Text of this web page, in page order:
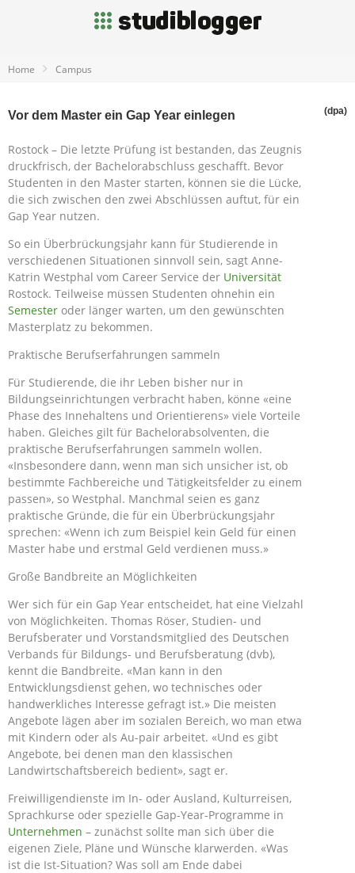
Home Campus
Vor dem Master ein Gap Year einlegen (dpa)
Rostock – Die letzte Prüfung ist bestanden, das Zeugnis
druckfrisch, der Bachelorabschluss geschafft. Bevor
Studenten in den Master starten, können sie die Lücke,
die sich zwischen den zwei Abschlüssen auftut, für ein
Gap Year nutzen.
So ein Überbrückungsjahr kann für Studierende in
verschiedenen Situationen sinnvoll sein, sagt Anne-
Katrin Westphal vom Career Service der Universität
Rostock. Teilweise müssen Studenten ohnehin ein
Semester oder länger warten, um den gewünschten
Masterplatz zu bekommen.
Praktische Berufserfahrungen sammeln
Für Studierende, die ihr Leben bisher nur in
Bildungseinrichtungen verbracht haben, könne «eine
Phase des Innehaltens und Orientierens» viele Vorteile
haben. Gleiches gilt für Bachelorabsolventen, die
praktische Berufserfahrungen sammeln wollen.
«Insbesondere dann, wenn man sich unsicher ist, ob
bestimmte Fachbereiche und Tätigkeitsfelder zu einem
passen», so Westphal. Manchmal seien es ganz
praktische Gründe, die für ein Überbrückungsjahr
sprechen: «Wenn ich zum Beispiel kein Geld für einen
Master habe und erstmal Geld verdienen muss.»
Große Bandbreite an Möglichkeiten
Wer sich für ein Gap Year entscheidet, hat eine Vielzahl
von Möglichkeiten. Thomas Röser, Studien- und
Berufsberater und Vorstandsmitglied des Deutschen
Verbands für Bildungs- und Berufsberatung (dvb),
kennt die Bandbreite. «Man kann in den
Entwicklungsdienst gehen, wo technisches oder
handwerkliches Interesse gefragt ist.» Die meisten
Angebote lägen aber im sozialen Bereich, wo man etwa
mit Kindern oder als Au-pair arbeitet. «Und es gibt
Angebote, bei denen man den klassischen
Landwirtschaftsbereich bedient», sagt er.
Freiwilligendienste im In- oder Ausland, Kulturreisen,
Sprachkurse oder spezielle Gap-Year-Programme in
Unternehmen – zunächst sollte man sich über die
eigenen Ziele, Pläne und Wünsche klarwerden. «Was
ist die Ist-Situation? Was soll am Ende dabei